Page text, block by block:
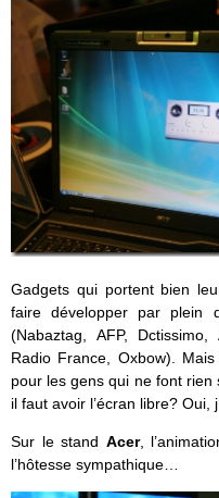
Gadgets qui portent bien
faire développer par plein
(Nabaztag, AFP,
Radio France, Oxbow).
pour les gens qui ne font rien
il faut avoir l’écran libre? Oui,
Sur le stand Acer,
l’hôtesse sympathique…